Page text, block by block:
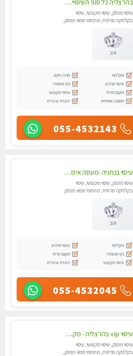
בהרצליה כל סוגי העיסויים מעסה מקצועית ואיכותית פרטי!!!
עיסוי מפנק, עיסוי מקצועי, עיסוי
בקלניקה פרטית, מתחמי ספא מפנק,
זהב
מקלחת
חניה חינם
עיסוי מרגיע
נקי ומסודר
מקום פרטי
עיסוי מקצועי
תמונה אמיתית
דוברת עיברית
055-4532143
עיסוי בנתניה -מעסה איכותית מקצועית ומפנקת
עיסוי מפנק, עיסוי מקצועי, עיסוי
בקלניקה פרטית, מתחמי ספא מפנק
זהב
מקלחת
עיסוי מרגיע
נקי ומסודר
מקום פרטי
עיסוי מקצועי
דוברת עיברית
055-4532045
עיסוי vip בהרצליה - מקצועי ומפנק ומיוחד
עיסוי מפנק, עיסוי מקצועי, עיסוי
בקלניקה פרטית, מתחמי ספא מפנק,